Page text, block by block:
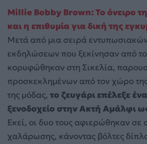
Millie Bobby Brown: Το όνειρο
και η επιθυμία για δική της
Μετά από μια σειρά
εκδηλώσεων που ξεκίνησαν από το
κορυφώθηκαν στη Σικελία,
προσκεκλημένων από τον χώρο
της μόδας, το ζευγάρι επέλεξε
ξενοδοχείο στην Ακτή Αμάλφι
Εκεί, οι δυο τους αφιερώθηκαν σε
χαλάρωσης, κάνοντας βόλτες